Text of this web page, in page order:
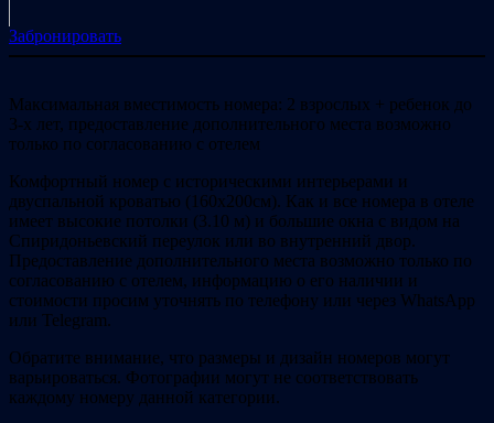
Забронировать
Максимальная вместимость номера: 2 взрослых + ребенок до
3-х лет, предоставление дополнительного места возможно
только по согласованию с отелем
Комфортный номер с историческими интерьерами и
двуспальной кроватью (160х200см). Как и все номера в отеле
имеет высокие потолки (3.10 м) и большие окна с видом на
Спиридоньевский переулок или во внутренний двор.
Предоставление дополнительного места возможно только по
согласованию с отелем, информацию о его наличии и
стоимости просим уточнять по телефону или через WhatsApp
или Telegram.
Обратите внимание, что размеры и дизайн номеров могут
варьироваться. Фотографии могут не соответствовать
каждому номеру данной категории.